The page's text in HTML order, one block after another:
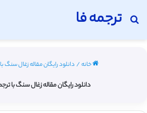
ترجمه فا
جستجو برای
خانه/ دانلود رایگان مقاله زغال سنگ
دانلود رایگان مقاله زغال سنگ با